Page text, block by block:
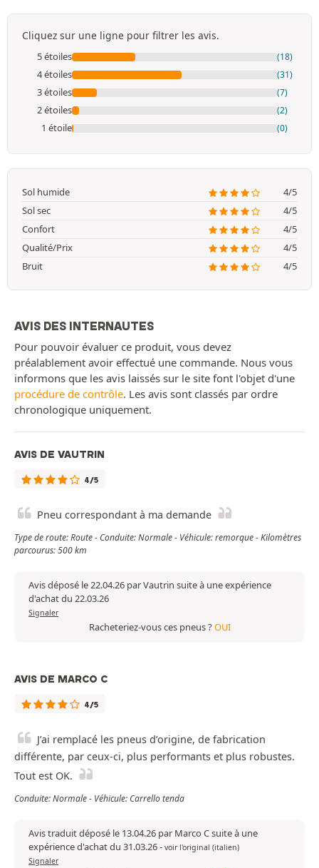
Cliquez sur une ligne pour filtrer les avis.
5 étoiles (18)
4 étoiles (31)
3 étoiles (7)
2 étoiles (2)
1 étoile (0)
Sol humide
4/5
Sol sec
4/5
Confort
4/5
Qualité/Prix
4/5
Bruit
4/5
AVIS DES INTERNAUTES
Pour pouvoir évaluer ce produit, vous devez
préalablement avoir effectué une commande. Nous vous
informons que les avis laissés sur le site font l'objet d'une
procédure de contrôle. Les avis sont classés par ordre
chronologique uniquement.
AVIS DE VAUTRIN
4/5
Pneu correspondant à ma demande
Type de route: Route - Conduite: Normale - Véhicule: remorque - Kilomètres
parcourus: 500 km
Avis déposé le 22.04.26 par Vautrin suite à une expérience
d'achat du 22.03.26
Signaler
Racheteriez-vous ces pneus ?OUI
AVIS DE MARCO C
4/5
J’ai remplacé les pneus d’origine, de fabrication
différente, par ceux-ci, plus performants et plus robustes.
Tout est OK.
Conduite: Normale - Véhicule: Carrello tenda
Avis traduit déposé le 13.04.26 par Marco C suite à une
expérience d'achat du 31.03.26- voir l'original (italien)
Signaler